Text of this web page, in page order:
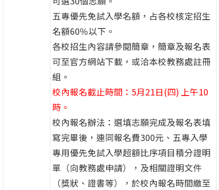
五專優先免試入學名額，占各校核定招生
名額60％以下。
各校招生內容請參閱簡章，簡章及報名表
可至官方網站下載，或洽本校教務處註冊
組。
校內報名截止時間：5月21日(四) 上午10
時。
校內報名辦法：選填志願完成及報名表填
寫完畢後，連同報名費300元、五專入學
專用優先免試入學超額比序項目積分證明
單（向教務處申請），及相關證明文件
（獎狀、證書等），於校內報名時間繳至